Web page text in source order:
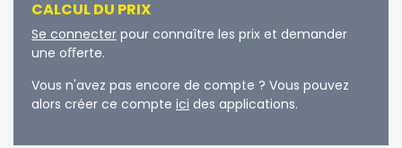
CALCUL DU PRIX
Se connecter pour connaître les prix et demander
une oﬀerte.
Vous n'avez pas encore de compte ? Vous pouvez
alors créer ce compte ici des applications.